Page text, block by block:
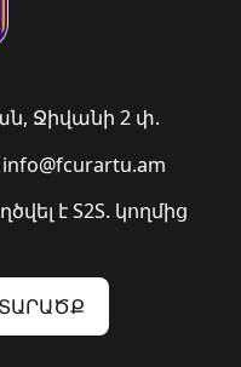
էS2S. կողմից
info@fcurartu.am
Ջիվանի 2 փ.